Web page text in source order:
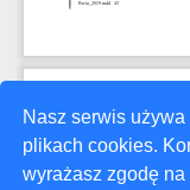
Nasz serwis
plikach cookies.
wyrażasz zgodę